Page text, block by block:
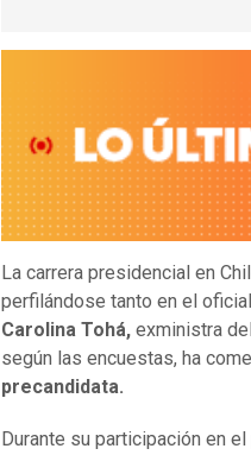
La carrera presidencial en
perfilándose tanto en el
Carolina Tohá, exministra
según las encuestas, ha
precandidata.
Durante su participación en